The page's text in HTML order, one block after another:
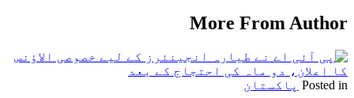
More From Author
Posted in پاکستان